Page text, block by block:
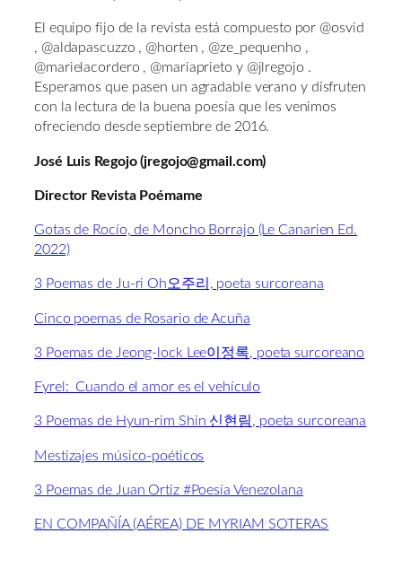
El equipo fijo de la revista está compuesto por @osvid
, @aldapascuzzo , @horten , @ze_pequenho ,
@marielacordero , @mariaprieto y @jlregojo .
Esperamos que pasen un agradable verano y disfruten
con la lectura de la buena poesía que les venimos
ofreciendo desde septiembre de 2016.
José Luis Regojo (jregojo@gmail.com)
Director Revista Poémame
Gotas de Rocío, de Moncho Borrajo (Le Canarien Ed.
2022)
3 Poemas de Ju-ri Oh오주리, poeta surcoreana
Cinco poemas de Rosario de Acuña
3 Poemas de Jeong-lock Lee이정록, poeta surcoreano
Fyrel: Cuando el amor es el vehículo
3 Poemas de Hyun-rim Shin 신현림, poeta surcoreana
Mestizajes músico-poéticos
3 Poemas de Juan Ortiz #Poesía Venezolana
EN COMPAÑÍA (AÉREA) DE MYRIAM SOTERAS